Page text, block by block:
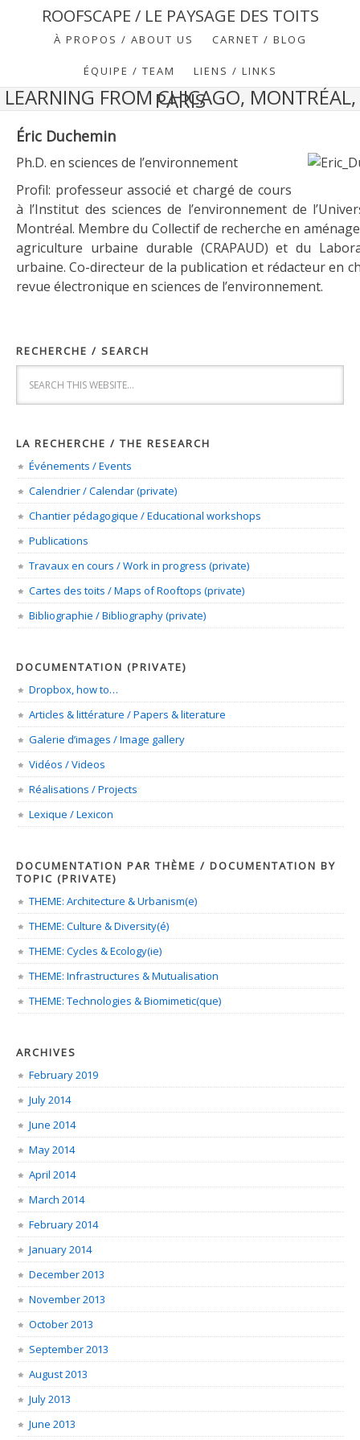
ROOFSCAPE / LE PAYSAGE DES TOITS
À PROPOS / ABOUT US CARNET / BLOG
ÉQUIPE / TEAM LIENS / LINKS
LEARNING FROM CHICAGO, MONTRÉAL,
PARIS
Éric Duchemin
Ph.D. en sciences de l’environnement
Profil: professeur associé et chargé de cours
à l’Institut des sciences de l’environnement de
Montréal. Membre du Collectif de recherche en
agriculture urbaine durable (CRAPAUD) et du
urbaine. Co-directeur de la publication et rédacteur en
revue électronique en sciences de l’environnement.
RECHERCHE / SEARCH
LA RECHERCHE / THE RESEARCH
Événements / Events
Calendrier / Calendar (private)
Chantier pédagogique / Educational workshops
Publications
Travaux en cours / Work in progress (private)
Cartes des toits / Maps of Rooftops (private)
Bibliographie / Bibliography (private)
DOCUMENTATION (PRIVATE)
Dropbox, how to…
Articles & littérature / Papers & literature
Galerie d’images / Image gallery
Vidéos / Videos
Réalisations / Projects
Lexique / Lexicon
DOCUMENTATION PAR THÈME / DOCUMENTATION BY
TOPIC (PRIVATE)
THEME: Architecture & Urbanism(e)
THEME: Culture & Diversity(é)
THEME: Cycles & Ecology(ie)
THEME: Infrastructures & Mutualisation
THEME: Technologies & Biomimetic(que)
ARCHIVES
February 2019
July 2014
June 2014
May 2014
April 2014
March 2014
February 2014
January 2014
December 2013
November 2013
October 2013
September 2013
August 2013
July 2013
June 2013